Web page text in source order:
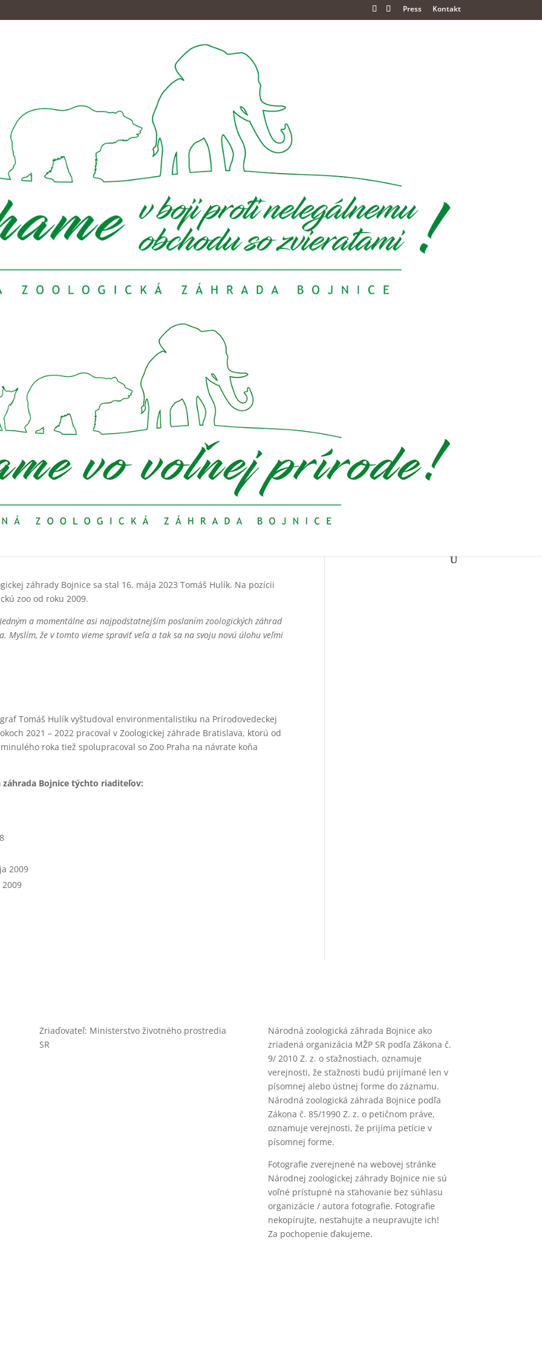
Press Kontakt
stal Emil Divéky
sa stal Emil Divéky. Do funkcie ho vymenoval minister životného
poverený riaditeľ Nzoo Bojnice. V máji tohto roka vyhral
záhrady Bojnice.
E. D.
2009
2023
2023
záhrady Bojnice sa stal 16. mája 2023 Tomáš Hulík. Na pozícii
zoo od roku 2009.
a momentálne asi najpodstatnejším poslaním zoologických záhrad
Myslím, že v tomto vieme spraviť veľa a tak sa na svoju novú úlohu veľmi
Tomáš Hulík vyštudoval environmentalistiku na Prírodovedeckej
2021 – 2022 pracoval v Zoologickej záhrade Bratislava, ktorú od
roka tiež spolupracoval so Zoo Praha na návrate koňa
Bojnice týchto riaditeľov:
2009
Zriaďovateľ: Ministerstvo životného prostredia
SR
Národná zoologická záhrada Bojnice ako
zriadená organizácia MŽP SR podľa Zákona č.
9/ 2010 Z. z. o sťažnostiach, oznamuje
verejnosti, že sťažnosti budú prijímané len v
písomnej alebo ústnej forme do záznamu.
Národná zoologická záhrada Bojnice podľa
Zákona č. 85/1990 Z. z. o petičnom práve,
oznamuje verejnosti, že prijíma petície v
písomnej forme.
Fotografie zverejnené na webovej stránke
Národnej zoologickej záhrady Bojnice nie sú
voľné prístupné na sťahovanie bez súhlasu
organizácie / autora fotografie. Fotografie
nekopírujte, nesťahujte a neupravujte ich!
Za pochopenie ďakujeme.